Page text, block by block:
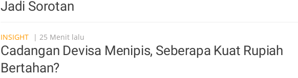
Jadi Sorotan
INSIGHT | 25 Menit lalu
Cadangan Devisa Menipis, Seberapa Kuat Rupiah
Bertahan?